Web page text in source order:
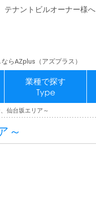
らAZplus（アズプラス）
テナントビルオーナー様へ
業種で探す
Type
仙台坂エリア～
～